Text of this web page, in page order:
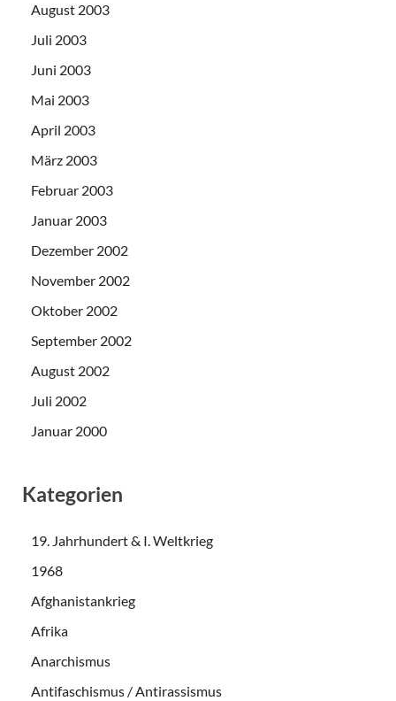
August 2003
Juli 2003
Juni 2003
Mai 2003
April 2003
März 2003
Februar 2003
Januar 2003
Dezember 2002
November 2002
Oktober 2002
September 2002
August 2002
Juli 2002
Januar 2000
Kategorien
19. Jahrhundert & I. Weltkrieg
1968
Afghanistankrieg
Afrika
Anarchismus
Antifaschismus / Antirassismus